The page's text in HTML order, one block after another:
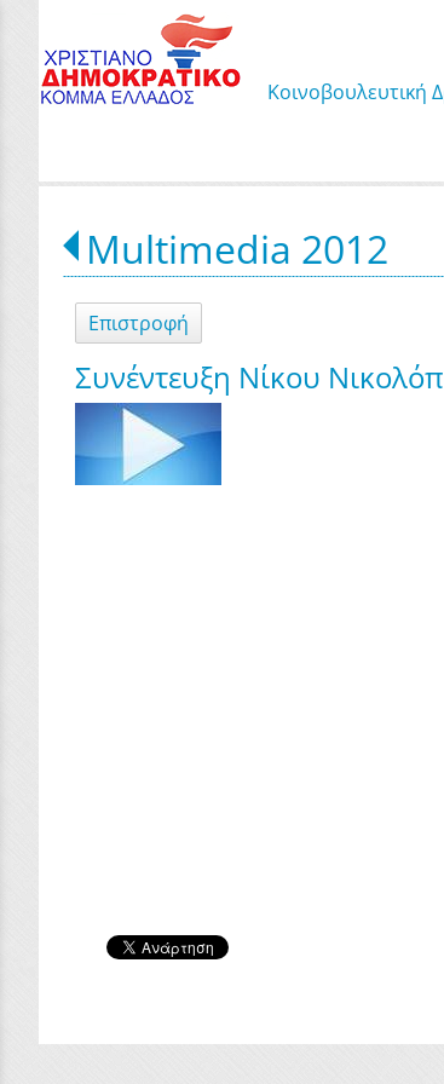
Κοινοβουλευτική
Multimedia 2012
Επιστροφή
Συνέντευξη Νίκου